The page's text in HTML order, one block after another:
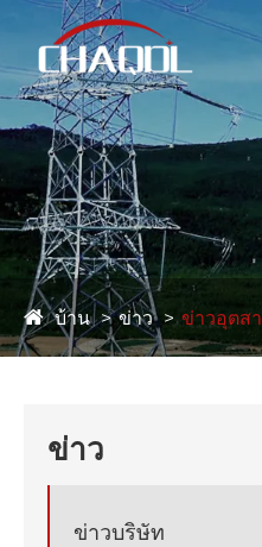
บ้าน ข่าว ข่าวอุตส
ข่าว
ข่าวบริษัท